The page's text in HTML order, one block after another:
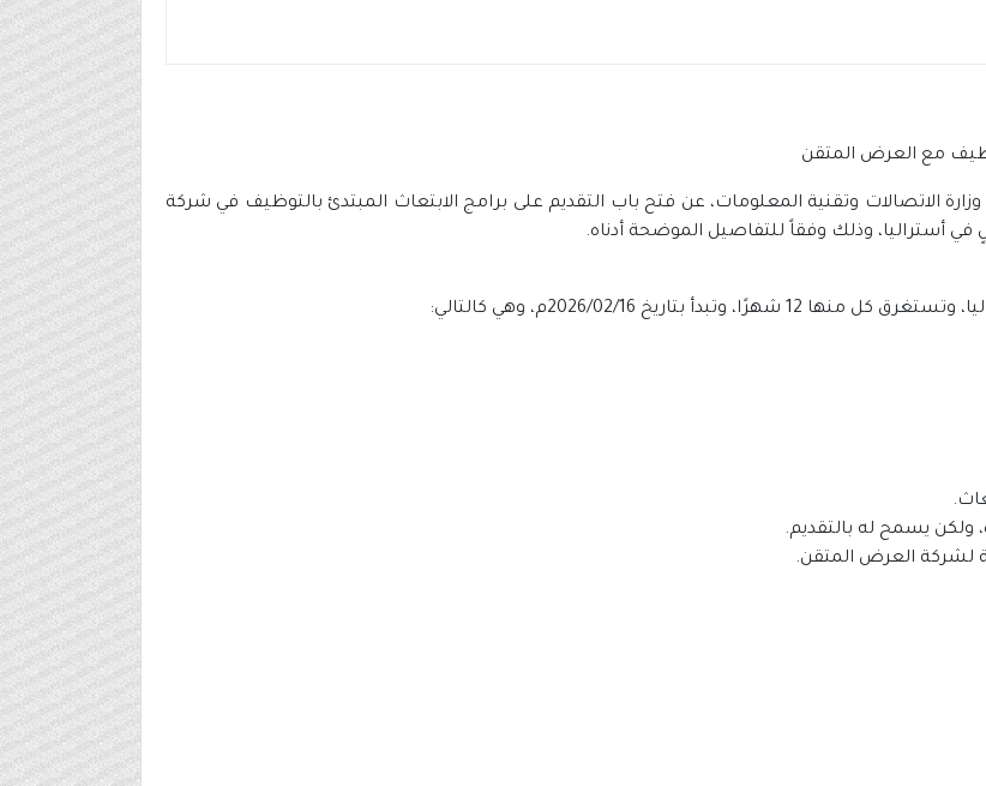
مع العرض المتقن
وزارة الاتصالات وتقنية المعلومات، عن فتح باب التقديم على برامج الابتعاث المبتدئ بالتوظيف في شركة
أستراليا، وذلك وفقاً للتفاصيل الموضحة أدناه.
ولكن يسمح له بالتقديم.
لشركة العرض المتقن.